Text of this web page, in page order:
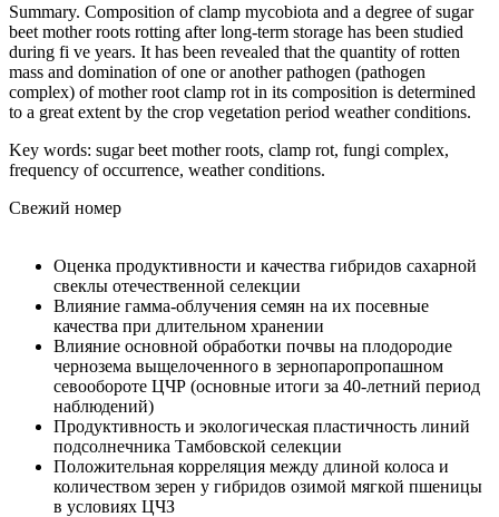
Summary. Composition of clamp mycobiota and a degree of sugar
beet mother roots rotting after long-term storage has been studied
during fi ve years. It has been revealed that the quantity of rotten
mass and domination of one or another pathogen (pathogen
complex) of mother root clamp rot in its composition is determined
to a great extent by the crop vegetation period weather conditions.
Key words: sugar beet mother roots, clamp rot, fungi complex,
frequency of occurrence, weather conditions.
Свежий номер
Оценка продуктивности и качества гибридов сахарной
свеклы отечественной селекции
Влияние гамма-облучения семян на их посевные
качества при длительном хранении
Влияние основной обработки почвы на плодородие
чернозема выщелоченного в зернопаропропашном
севообороте ЦЧР (основные итоги за 40-летний период
наблюдений)
Продуктивность и экологическая пластичность линий
подсолнечника Тамбовской селекции
Положительная корреляция между длиной колоса и
количеством зерен у гибридов озимой мягкой пшеницы
в условиях ЦЧЗ